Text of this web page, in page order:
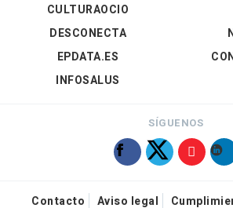
CULTURAOCIO
DESCONECTA
EPDATA.ES
INFOSALUS
SÍGUENOS
Contacto Aviso legal